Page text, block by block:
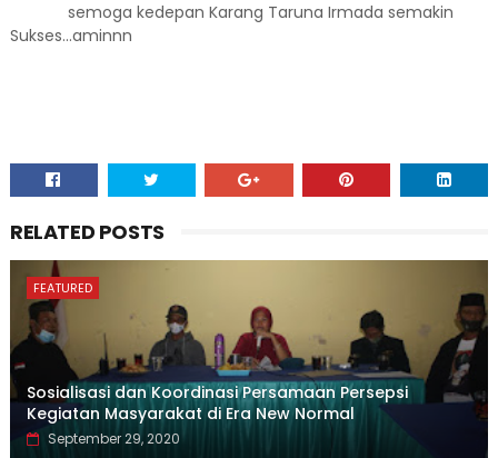
semoga kedepan Karang Taruna Irmada semakin
Sukses...aminnn
RELATED POSTS
FEATURED
Sosialisasi dan Koordinasi Persamaan Persepsi
Kegiatan Masyarakat di Era New Normal
September 29, 2020